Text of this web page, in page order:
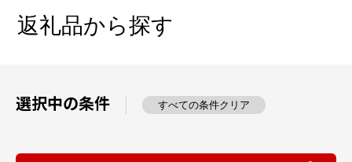
返礼品から探す
選択中の条件 すべての条件クリア